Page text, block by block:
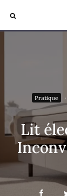
Pratique ·
Lit